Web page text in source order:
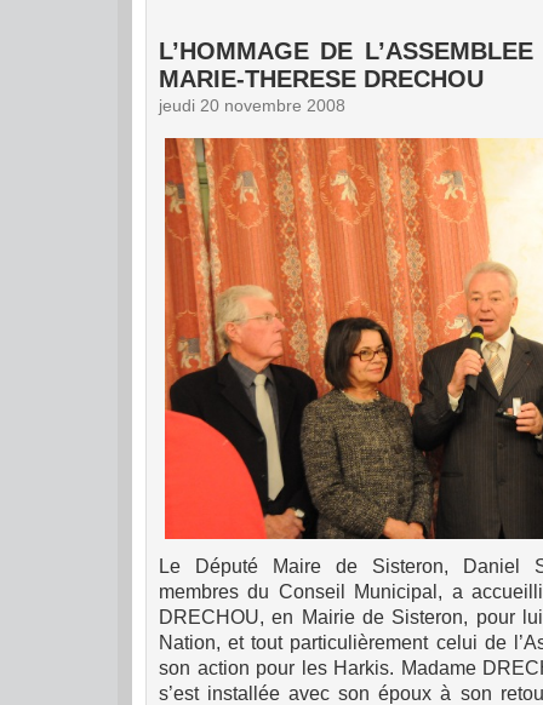
L’HOMMAGE DE
MARIE-THERESE DRECHOU
jeudi 20 novembre 2008
Le Député Maire de Sisteron, Daniel
membres du Conseil Municipal, a
DRECHOU, en Mairie de Sisteron, pour
Nation, et tout particulièrement celui de
son action pour les Harkis. Madame
s’est installée avec son époux à son